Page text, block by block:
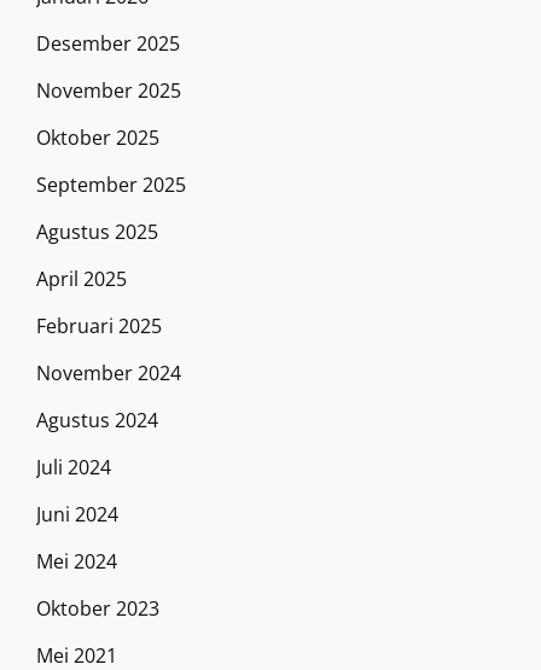
Desember 2025
November 2025
Oktober 2025
September 2025
Agustus 2025
April 2025
Februari 2025
November 2024
Agustus 2024
Juli 2024
Juni 2024
Mei 2024
Oktober 2023
Mei 2021